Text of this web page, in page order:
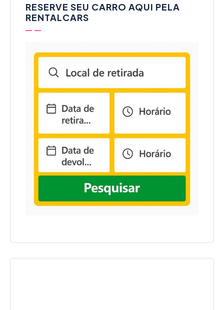
RESERVE SEU CARRO AQUI PELA
RENTALCARS